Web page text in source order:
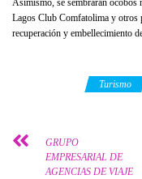
Asimismo, se sembrarán ocobos
Lagos Club Comfatolima y otros
recuperación y embellecimiento
Turismo
GRUPO
EMPRESARIAL DE
AGENCIAS DE VIAJE